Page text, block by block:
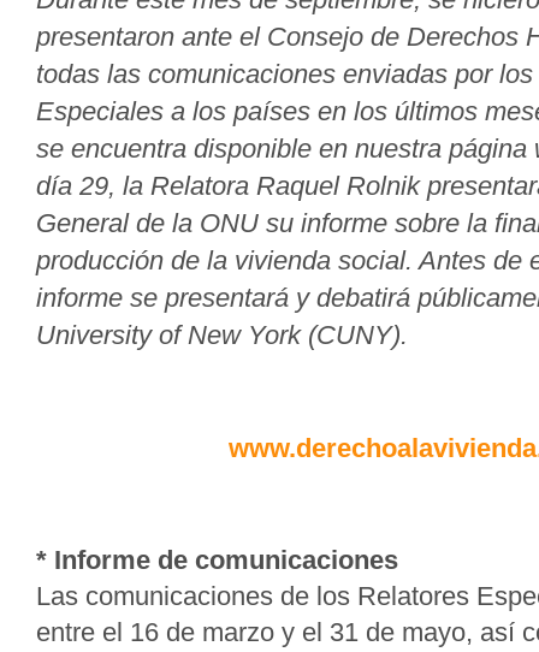
presentaron ante el Consejo de Derechos
todas las comunicaciones enviadas por
Especiales a los países en los últimos
se encuentra disponible en nuestra página
día 29, la Relatora Raquel Rolnik
General de la ONU su informe sobre la
producción de la vivienda social. Antes de
informe se presentará y debatirá
University of New York (CUNY).
* Informe de comunicaciones
Las comunicaciones de los Relatores
entre el 16 de marzo y el 31 de mayo, así